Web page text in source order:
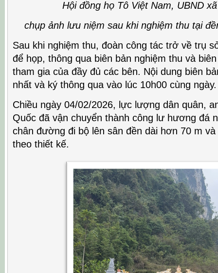
Hội đồng họ Tô Việt Nam, UBND
chụp ảnh lưu niệm sau khi nghiệm thu tại
Sau khi nghiệm thu, đoàn công tác trở về trụ
để họp, thông qua biên bản nghiệm thu và
tham gia của đầy đủ các bên. Nội dung biên
nhất và ký thông qua vào lúc 10h00 cùng ngày.
Chiều ngày 04/02/2026, lực lượng dân quân,
Quốc đã vận chuyển thành công lư hương đá
chân đường đi bộ lên sân đền dài hơn 70 m
theo thiết kế.